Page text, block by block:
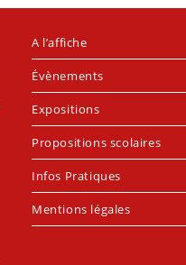
A l’affiche
Évènements
Expositions
Propositions scolaires
Infos Pratiques
Mentions légales